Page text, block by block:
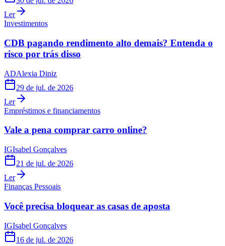
Ler
Investimentos
CDB pagando rendimento alto demais? Entenda o
risco por trás disso
ADAlexia Diniz
29 de jul. de 2026
Ler
Empréstimos e financiamentos
Vale a pena comprar carro online?
IGIsabel Gonçalves
21 de jul. de 2026
Ler
Finanças Pessoais
Você precisa bloquear as casas de aposta
IGIsabel Gonçalves
16 de jul. de 2026